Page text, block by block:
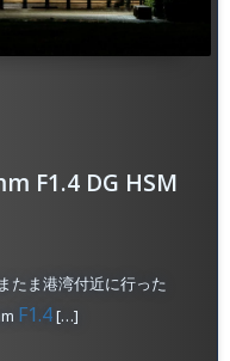
F1.4 DG HSM
たま港湾付近に行った
F1.4[…]